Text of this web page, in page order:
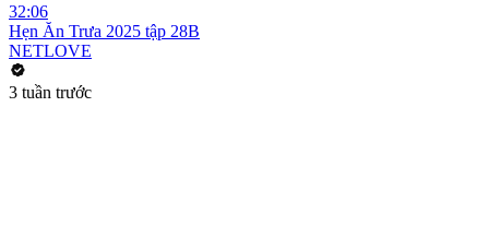
32:06
Hẹn Ăn Trưa 2025 tập 28B
NETLOVE
3 tuần trước